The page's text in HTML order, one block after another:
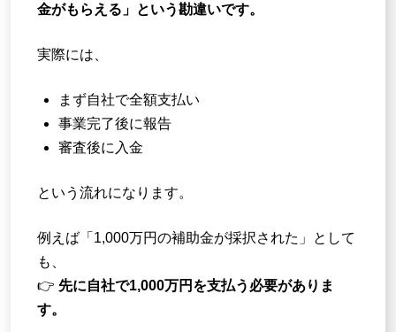
金がもらえる」という勘違いです。
実際には、
まず自社で全額支払い
事業完了後に報告
審査後に入金
という流れになります。
例えば「1,000万円の補助金が採択された」として
も、
👉 先に自社で1,000万円を支払う必要がありま
す。